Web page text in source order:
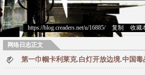
https://blog.creaders.net/u/16885/> 复制 收藏
网络日志正文
第一巾帼卡利莱克.白灯开放边境.中国毒